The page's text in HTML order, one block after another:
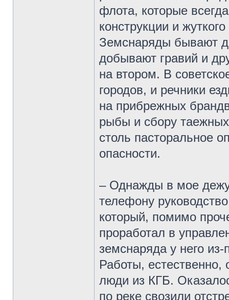
флота, которые
конструкции и
Земснаряды бывают
добывают гравий и
на втором. В
городов, и речники
на прибрежных
рыбы и сбору
столь пасторальное
опасности.
– Однажды в мое
телефону
который, помимо
проработал в
земснаряда у него
Работы, естественно,
люди из КГБ.
по реке свозили